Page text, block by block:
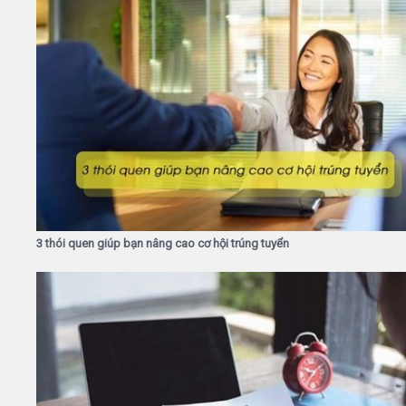
3 thói quen giúp bạn nâng cao cơ hội trúng tuyển